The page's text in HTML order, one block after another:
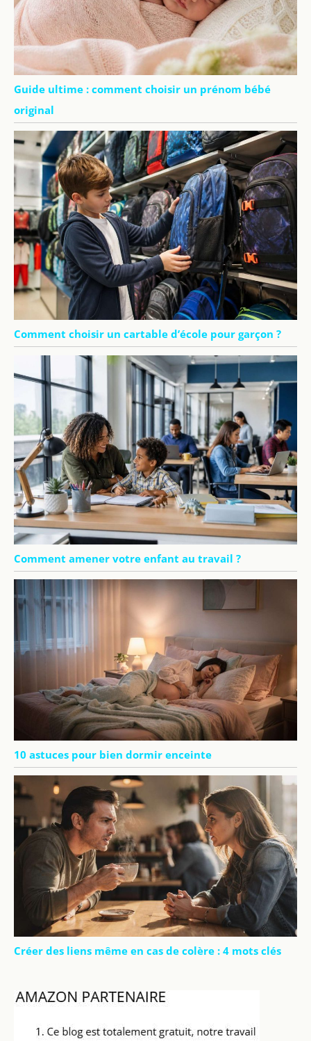
Guide ultime : comment choisir un prénom bébé
original
Comment choisir un cartable d’école pour garçon ?
Comment amener votre enfant au travail ?
10 astuces pour bien dormir enceinte
Créer des liens même en cas de colère : 4 mots clés